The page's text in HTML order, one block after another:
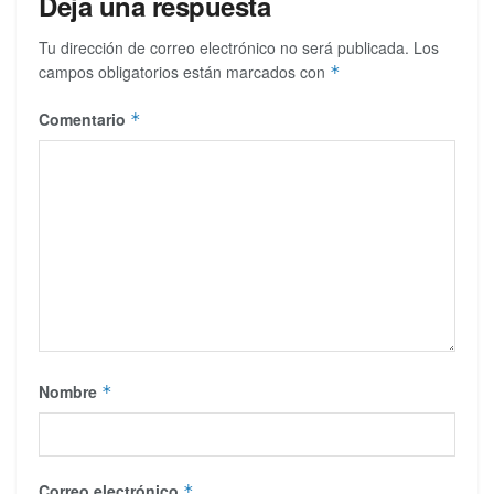
Tu dirección de correo electrónico no será publicada. Los
campos obligatorios están marcados con *
Comentario *
Nombre *